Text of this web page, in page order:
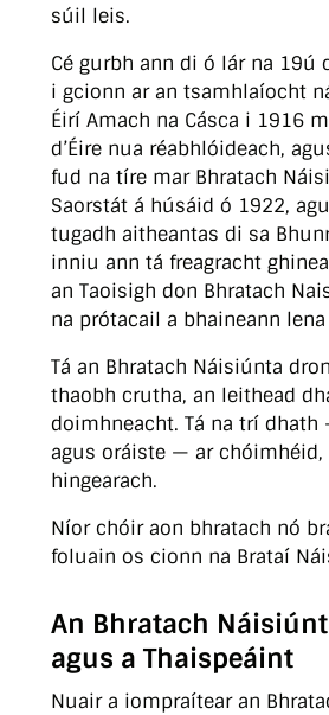
súil leis.
Cé gurbh ann di ó lár na 19ú
i gcionn ar an tsamhlaíocht
Éirí Amach na Cásca i 1916
d’Éire nua réabhlóideach,
fud na tíre mar Bhratach
Saorstát á húsáid ó 1922,
tugadh aitheantas di sa
inniu ann tá freagracht
an Taoisigh don Bhratach
na prótacail a bhaineann
Tá an Bhratach Náisiúnta
thaobh crutha, an leithead
doimhneacht. Tá na trí dhath
agus oráiste — ar chóimhéid,
hingearach.
Níor chóir aon bhratach nó
foluain os cionn na Brataí
An Bhratach
agus a Thaispeáint
Nuair a iompraítear an